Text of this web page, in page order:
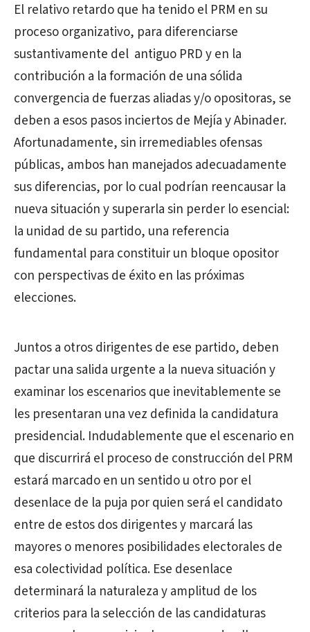
El relativo retardo que ha tenido el PRM en su
proceso organizativo, para diferenciarse
sustantivamente del antiguo PRD y en la
contribución a la formación de una sólida
convergencia de fuerzas aliadas y/o opositoras, se
deben a esos pasos inciertos de Mejía y Abinader.
Afortunadamente, sin irremediables ofensas
públicas, ambos han manejados adecuadamente
sus diferencias, por lo cual podrían reencausar la
nueva situación y superarla sin perder lo esencial:
la unidad de su partido, una referencia
fundamental para constituir un bloque opositor
con perspectivas de éxito en las próximas
elecciones.
Juntos a otros dirigentes de ese partido, deben
pactar una salida urgente a la nueva situación y
examinar los escenarios que inevitablemente se
les presentaran una vez definida la candidatura
presidencial. Indudablemente que el escenario en
que discurrirá el proceso de construcción del PRM
estará marcado en un sentido u otro por el
desenlace de la puja por quien será el candidato
entre de estos dos dirigentes y marcará las
mayores o menores posibilidades electorales de
esa colectividad política. Ese desenlace
determinará la naturaleza y amplitud de los
criterios para la selección de las candidaturas